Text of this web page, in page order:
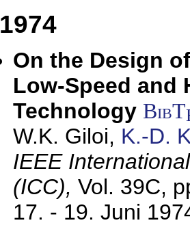
1974
On the Design
Low-Speed and
Technology BibT
W.K. Giloi, K.-D.
IEEE
(ICC), Vol. 39C,
17. - 19. Juni